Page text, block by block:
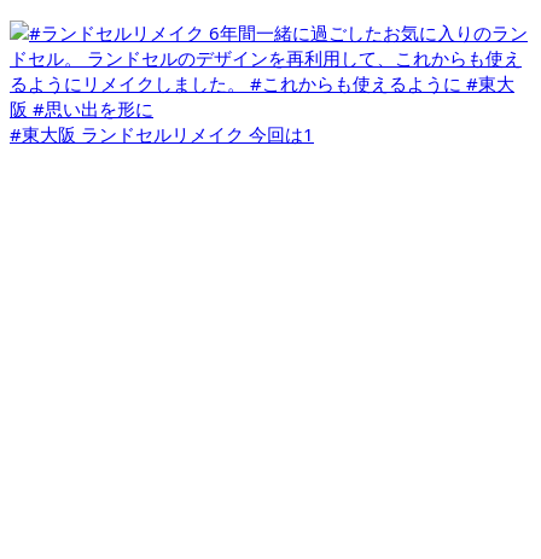
#東大阪 ランドセルリメイク 今回は1